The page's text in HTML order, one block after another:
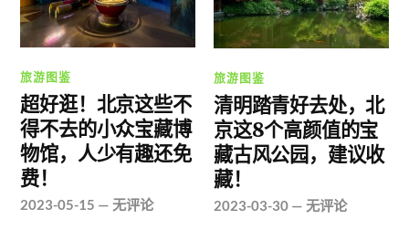
旅游图鉴
超好逛！北京这些不
得不去的小众宝藏博
物馆，人少有趣还免
费！
2023-05-15 —无评论
旅游图鉴
清明踏青好去处，北
京这8个高颜值的宝
藏古风公园，建议收
藏！
2023-03-30 —无评论